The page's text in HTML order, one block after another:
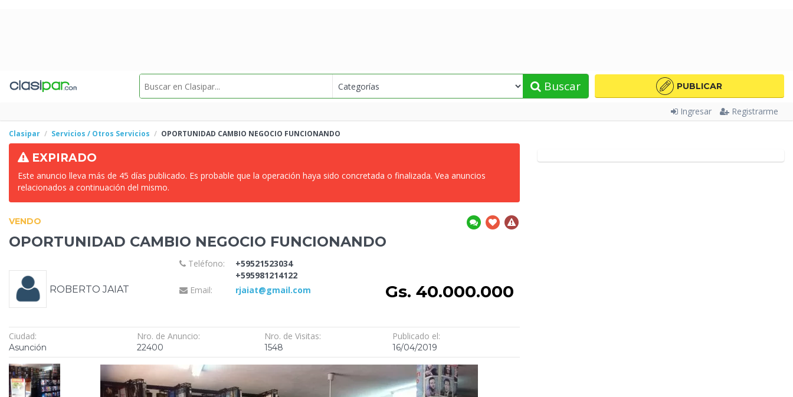
Buscar PUBLICAR
Ingresar Registrarme
Clasipar Servicios / Otros Servicios OPORTUNIDAD CAMBIO NEGOCIO FUNCIONANDO
EXPIRADO
Este anuncio lleva más de 45 días publicado. Es probable que la operación haya sido concretada o finalizada. Vea anuncios
relacionados a continuación del mismo.
VENDO
OPORTUNIDAD CAMBIO NEGOCIO FUNCIONANDO
ROBERTO JAIAT
Teléfono:
+59521523034
+595981214122
Email:
rjaiat@gmail.com Gs. 40.000.000
Ciudad:
Asunción
Nro. de Anuncio:
22400
Nro. de Visitas:
1548
Publicado el:
16/04/2019